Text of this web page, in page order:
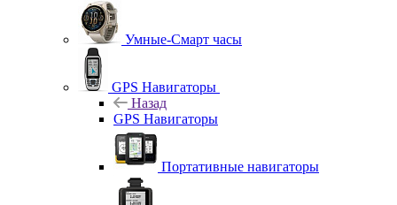
Умные-Смарт часы
GPS Навигаторы
Назад
GPS Навигаторы
Портативные навигаторы